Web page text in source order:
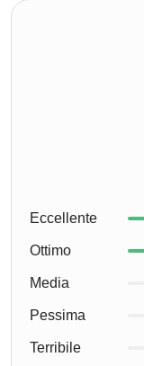
Eccellente
Ottimo
Media
Pessima
Terribile